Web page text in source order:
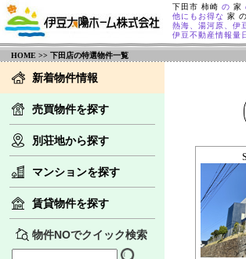
下田市 柿崎 の 家
他にもお得な 家
熱海、湯河原、伊
伊豆不動産情報量
HOME >> 下田店の特選物件一覧
新着物件情報
売買物件を探す
別荘地から探す
マンションを探す
賃貸物件を探す
物件NOでクイック検索